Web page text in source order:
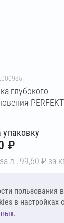
глубокого
упаковку
₽
л , 99,60 ₽ за
пользования
в настройках
.